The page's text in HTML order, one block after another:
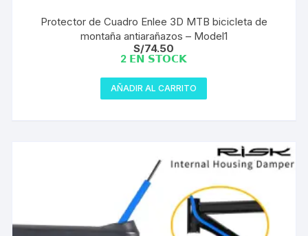
Protector de Cuadro Enlee 3D MTB bicicleta de
montaña antiarañazos – Model1
S/74.50
2 𝗘𝗡 𝗦𝗧𝗢𝗖𝗞
AÑADIR AL CARRITO